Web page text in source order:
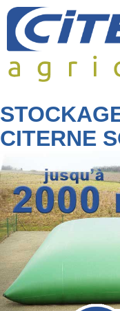
Skip
to
content
CITERNE